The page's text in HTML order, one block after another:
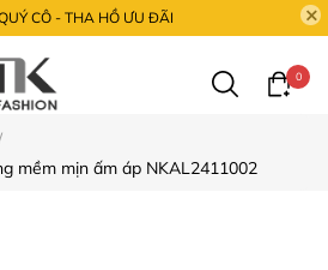
CÔ - THA HỒ ƯU ĐÃI
0
mềm mịn ấm áp NKAL2411002